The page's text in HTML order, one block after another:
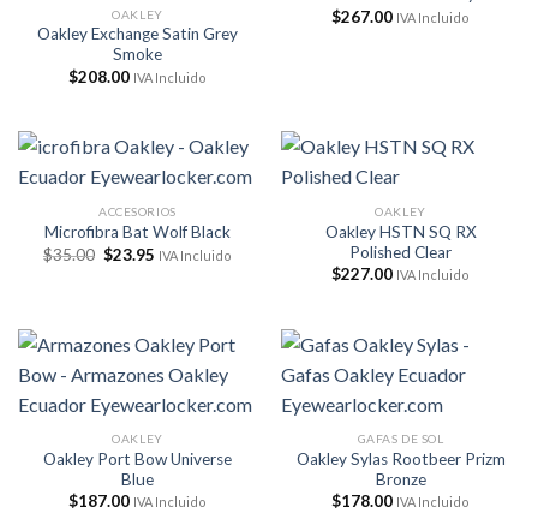
OAKLEY
Oakley Exchange Satin Grey
Smoke
$208.00 IVA Incluido
$267.00 IVA Incluido
ACCESORIOS
Microfibra Bat Wolf Black
$35.00 El
$23.95 El
IVA Incluido
OAKLEY
Oakley HSTN SQ RX
Polished Clear
$227.00 IVA Incluido
OAKLEY
Oakley Port Bow Universe
Blue
$187.00 IVA Incluido
GAFAS DE SOL
Oakley Sylas Rootbeer Prizm
Bronze
$178.00 IVA Incluido